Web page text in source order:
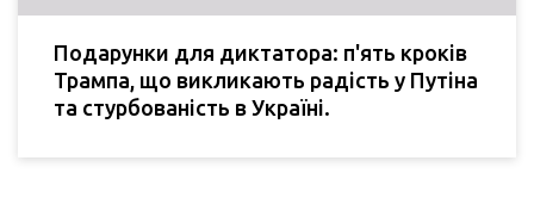
Подарунки для диктатора: п'ять кроків
Трампа, що викликають радість у Путіна
та стурбованість в Україні.